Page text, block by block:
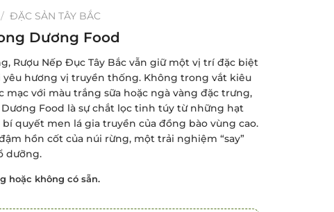
/ ĐẶC SẢN TÂY BẮC
Dương Food
Rượu Nếp Đục Tây Bắc vẫn giữ một vị trí đặc biệt
hương vị truyền thống. Không trong vắt kiêu
mạc với màu trắng sữa hoặc ngà vàng đặc trưng,
Food là sự chắt lọc tinh túy từ những hạt
quyết men lá gia truyền của đồng bào vùng cao.
hồn cốt của núi rừng, một trải nghiệm “say”
dưỡng.
hoặc không có sẵn.